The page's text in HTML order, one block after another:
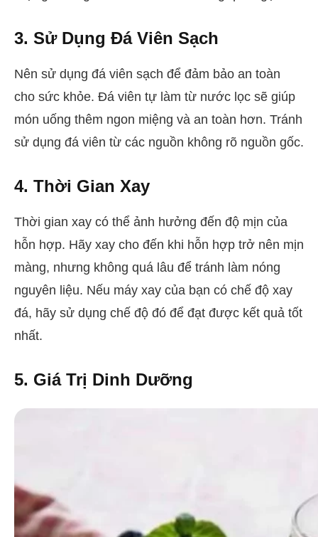
3. Sử Dụng Đá Viên Sạch
Nên sử dụng đá viên sạch để đảm bảo an toàn
cho sức khỏe. Đá viên tự làm từ nước lọc sẽ giúp
món uống thêm ngon miệng và an toàn hơn. Tránh
sử dụng đá viên từ các nguồn không rõ nguồn gốc.
4. Thời Gian Xay
Thời gian xay có thể ảnh hưởng đến độ mịn của
hỗn hợp. Hãy xay cho đến khi hỗn hợp trở nên mịn
màng, nhưng không quá lâu để tránh làm nóng
nguyên liệu. Nếu máy xay của bạn có chế độ xay
đá, hãy sử dụng chế độ đó để đạt được kết quả tốt
nhất.
5. Giá Trị Dinh Dưỡng